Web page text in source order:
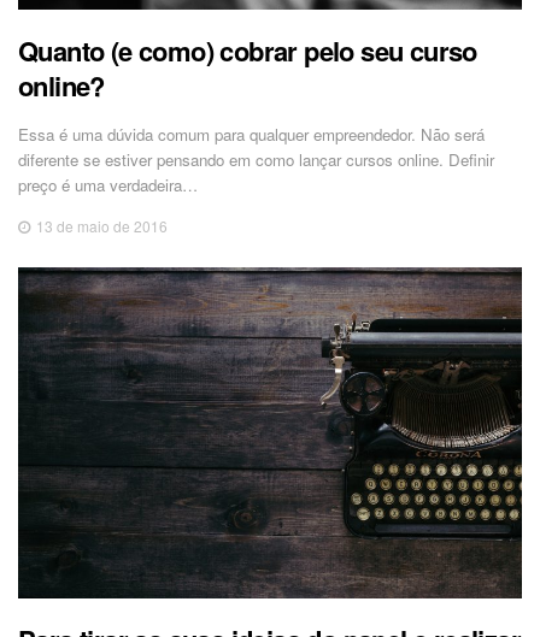
Quanto (e como) cobrar pelo seu curso
online?
Essa é uma dúvida comum para qualquer empreendedor. Não será
diferente se estiver pensando em como lançar cursos online. Definir
preço é uma verdadeira…
13 de maio de 2016